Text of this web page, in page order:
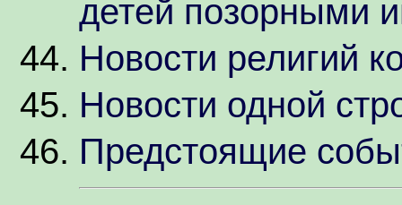
детей позорными
Новости религий
Новости одной
Предстоящие